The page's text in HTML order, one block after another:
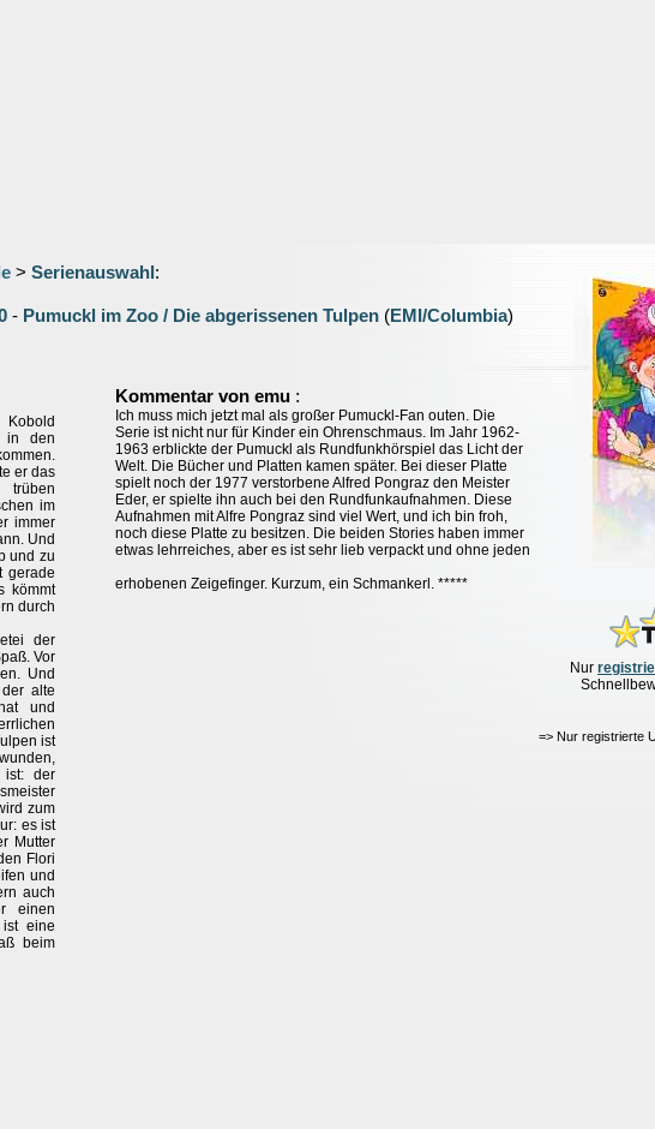
> Serienauswahl :
- Pumuckl im Zoo / Die abgerissenen Tulpen (EMI/Columbia)
Nur reg
=> Nur registrierte
in den
er das
im
immer
Und
und zu
gerade
kömmt
durch
der
Vor
Und
alte
und
ist
ist: der
zum
es ist
Mutter
Flori
und
auch
einen
eine
beim
Kommentar von emu :
Ich muss mich jetzt mal als großer Pumuckl-Fan outen. Die
Serie ist nicht nur für Kinder ein Ohrenschmaus. Im Jahr 1962-
1963 erblickte der Pumuckl als Rundfunkhörspiel das Licht der
Welt. Die Bücher und Platten kamen später. Bei dieser Platte
spielt noch der 1977 verstorbene Alfred Pongraz den Meister
Eder, er spielte ihn auch bei den Rundfunkaufnahmen. Diese
Aufnahmen mit Alfre Pongraz sind viel Wert, und ich bin froh,
noch diese Platte zu besitzen. Die beiden Stories haben immer
etwas lehrreiches, aber es ist sehr lieb verpackt und ohne jeden
erhobenen Zeigefinger. Kurzum, ein Schmankerl. *****